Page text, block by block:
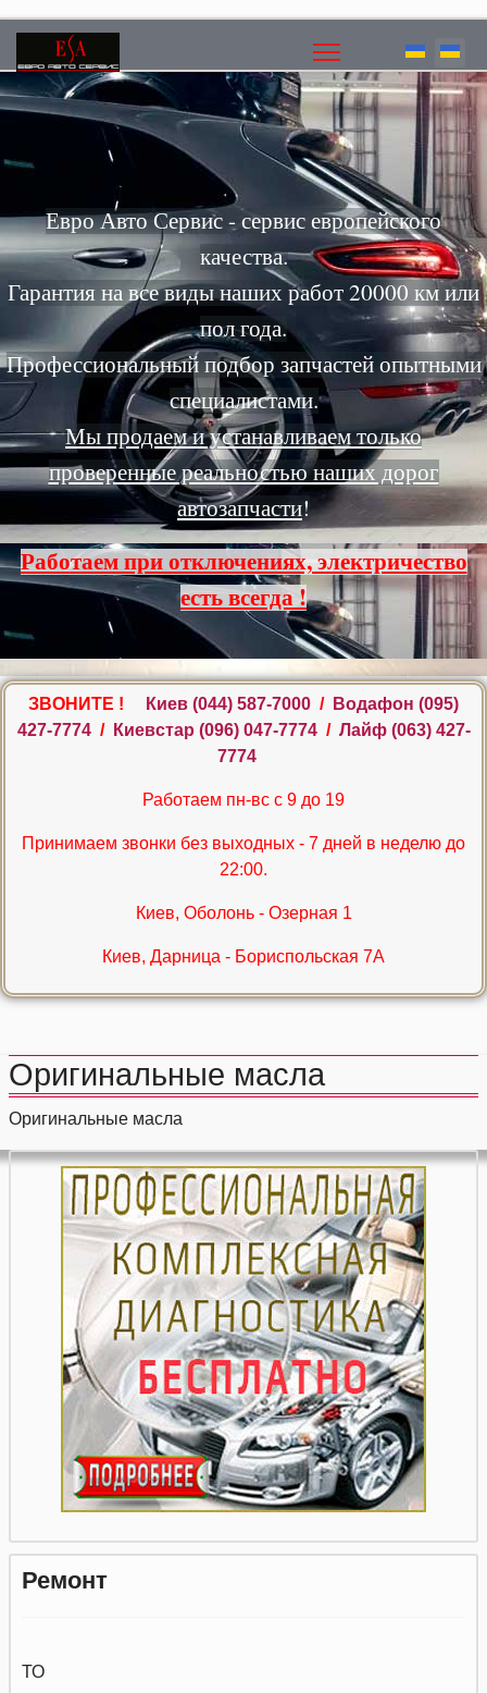
Евро Авто Сервис - сервис европейского
качества.
Гарантия на все виды наших работ 20000 км или
пол года.
Профессиональный подбор запчастей опытными
специалистами.
Мы продаем и устанавливаем только
проверенные реальностью наших дорог
автозапчасти!
Работаем при отключениях, электричество
есть всегда !
ЗВОНИТЕ ! Киев ‎(044) 587-7000 / Водафон ‎(095)
427-7774/ Киевстар (096) 047-7774/ Лайф (063) 427-
7774
Работаем пн-вс с 9 до 19
Принимаем звонки без выходных - 7 дней в неделю до
22:00.
Киев, Оболонь - Озерная 1
Киев, Дарница - Бориспольская 7А
Оригинальные масла
Оригинальные масла
Ремонт
ТО